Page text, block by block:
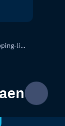
ligaen